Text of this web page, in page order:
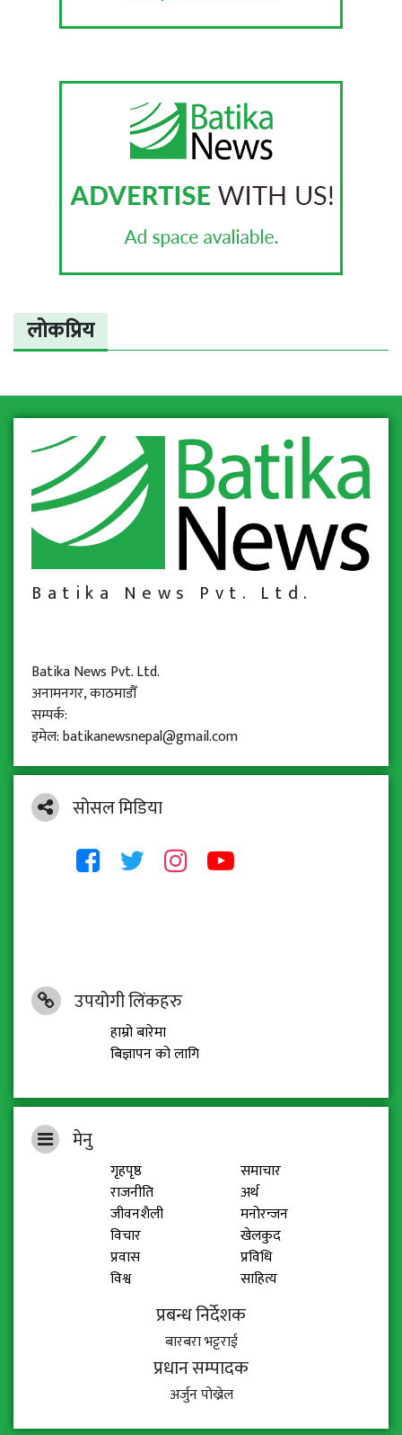
लोकप्रिय
Batika News Pvt. Ltd.
Batika News Pvt. Ltd.
अनामनगर, काठमाडौँ
सम्पर्क:
इमेल: batikanewsnepal@gmail.com
सोसल मिडिया
उपयोगी लिंकहरु
हाम्रो बारेमा
बिज्ञापन को लागि
मेनु
गृहपृष्ठ
समाचार
राजनीति
अर्थ
जीवनशैली
मनोरन्जन
विचार
खेलकुद
प्रवास
प्रविधि
विश्व
साहित्य
प्रबन्ध निर्देशक
बारबरा भट्टराई
प्रधान सम्पादक
अर्जुन पोख्रेल